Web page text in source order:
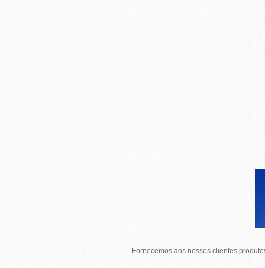
Fornecemos aos nossos clientes